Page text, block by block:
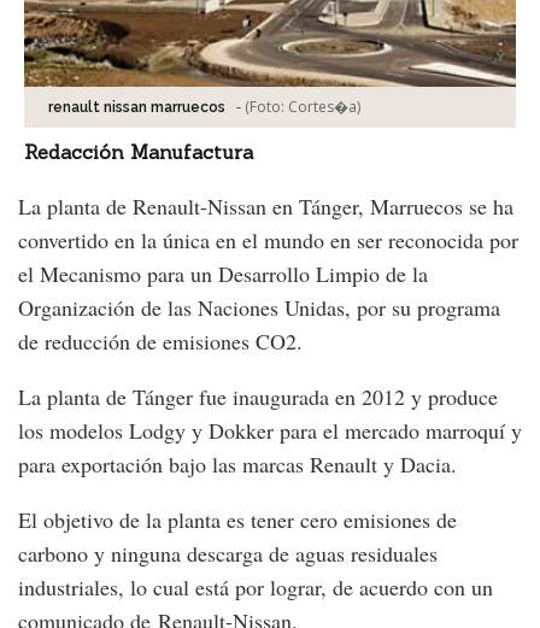
renault nissan marruecos - (Foto: Cortes�a)
Redacción Manufactura
La planta de Renault-Nissan en Tánger, Marruecos se ha
convertido en la única en el mundo en ser reconocida por
el Mecanismo para un Desarrollo Limpio de la
Organización de las Naciones Unidas, por su programa
de reducción de emisiones CO2.
La planta de Tánger fue inaugurada en 2012 y produce
los modelos Lodgy y Dokker para el mercado marroquí y
para exportación bajo las marcas Renault y Dacia.
El objetivo de la planta es tener cero emisiones de
carbono y ninguna descarga de aguas residuales
industriales, lo cual está por lograr, de acuerdo con un
comunicado de Renault-Nissan.